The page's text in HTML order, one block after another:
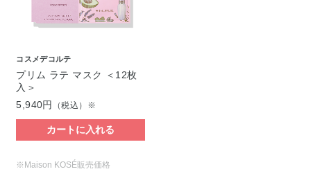
コスメデコルテ
プリム ラテ マスク ＜12枚
入＞
5,940円
（税込）※
カートに入れる
※Maison KOSÉ販売価格